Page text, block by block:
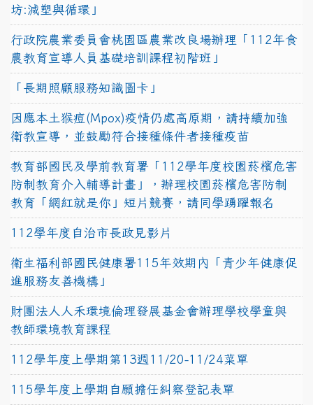
坊:減塑與循環」
行政院農業委員會桃園區農業改良場辦理「112年食
農教育宣導人員基礎培訓課程初階班」
「長期照顧服務知識圖卡」
因應本土猴痘(Mpox)疫情仍處高原期，請持續加強
衛教宣導，並鼓勵符合接種條件者接種疫苗
教育部國民及學前教育署「112學年度校園菸檳危害
防制教育介入輔導計畫」，辦理校園菸檳危害防制
教育「網紅就是你」短片競賽，請同學踴躍報名
112學年度自治市長政見影片
衛生福利部國民健康署115年效期內「青少年健康促
進服務友善機構」
財團法人人禾環境倫理發展基金會辦理學校學童與
教師環境教育課程
112學年度上學期第13週11/20-11/24菜單
115學年度上學期自願擔任糾察登記表單